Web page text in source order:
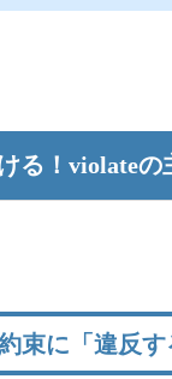
る！violateの
束に「違反す